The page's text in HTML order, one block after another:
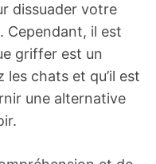
dissuader votre
Cependant, il est
griffer est un
chats et qu’il est
une alternative